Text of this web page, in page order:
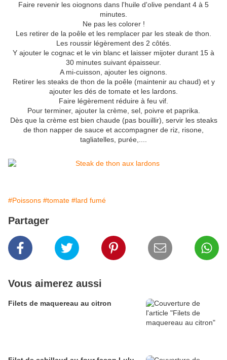
Faire revenir les oiognons dans l'huile d'olive pendant 4 à 5
minutes.
Ne pas les colorer !
Les retirer de la poêle et les remplacer par les steak de thon.
Les roussir légèrement des 2 côtés.
Y ajouter le cognac et le vin blanc et laisser mijoter durant 15 à
30 minutes suivant épaisseur.
A mi-cuisson, ajouter les oignons.
Retirer les steaks de thon de la poêle (maintenir au chaud) et y
ajouter les dés de tomate et les lardons.
Faire légèrement réduire à feu vif.
Pour terminer, ajouter la crème, sel, poivre et paprika.
Dès que la crème est bien chaude (pas bouillir), servir les steaks
de thon napper de sauce et accompagner de riz, risone,
tagliatelles, purée,....
#Poissons #tomate #lard fumé
Partager
Vous aimerez aussi
Filets de maquereau au citron